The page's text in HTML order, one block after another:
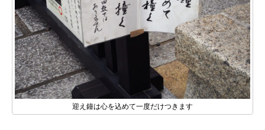
迎え鐘は心を込めて一度だけつきます